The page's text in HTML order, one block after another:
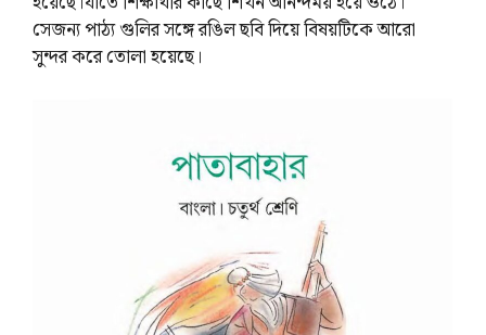
সেজন্য পাঠ্য গুলির সঙ্গে রঙিল ছবি দিয়ে বিষয়টিকে আরো
সুন্দর করে তোলা হয়েছে।